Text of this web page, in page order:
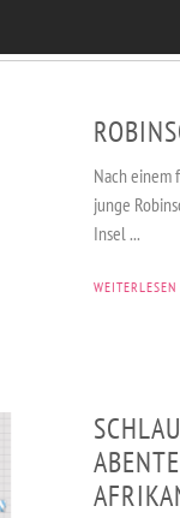
Nach einem
junge
Insel ...
WEITERLESEN